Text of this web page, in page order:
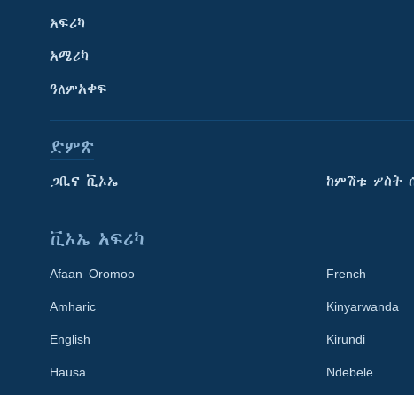
Learning English
አፍሪካ
አሜሪካ
ዓለምአቀፍ
ድምጽ
ጋቢና ቪኦኤ ከምሽቱ ሦስት
ቪኦኤ አፍሪካ
Afaan Oromoo
Amharic
English
Hausa
French
Kinyarwanda
Kirundi
Ndebele